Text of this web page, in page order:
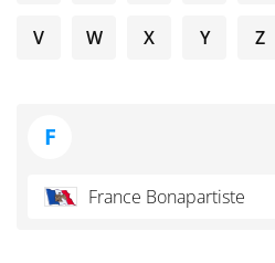
V W X Y Z
F
France Bonapartiste